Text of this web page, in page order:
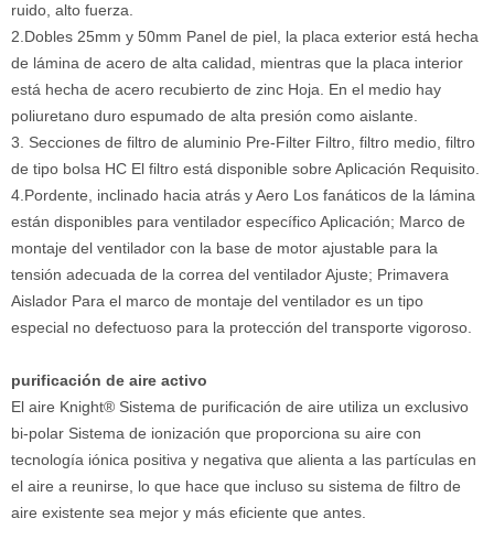
ruido, alto fuerza.
2.Dobles 25mm y 50mm Panel de piel, la placa exterior está hecha
de lámina de acero de alta calidad, mientras que la placa interior
está hecha de acero recubierto de zinc Hoja. En el medio hay
poliuretano duro espumado de alta presión como aislante.
3. Secciones de filtro de aluminio Pre-Filter Filtro, filtro medio, filtro
de tipo bolsa HC El filtro está disponible sobre Aplicación Requisito.
4.Pordente, inclinado hacia atrás y Aero Los fanáticos de la lámina
están disponibles para ventilador específico Aplicación; Marco de
montaje del ventilador con la base de motor ajustable para la
tensión adecuada de la correa del ventilador Ajuste; Primavera
Aislador Para el marco de montaje del ventilador es un tipo
especial no defectuoso para la protección del transporte vigoroso.
purificación de aire activo
El aire Knight® Sistema de purificación de aire utiliza un exclusivo
bi-polar Sistema de ionización que proporciona su aire con
tecnología iónica positiva y negativa que alienta a las partículas en
el aire a reunirse, lo que hace que incluso su sistema de filtro de
aire existente sea mejor y más eficiente que antes.